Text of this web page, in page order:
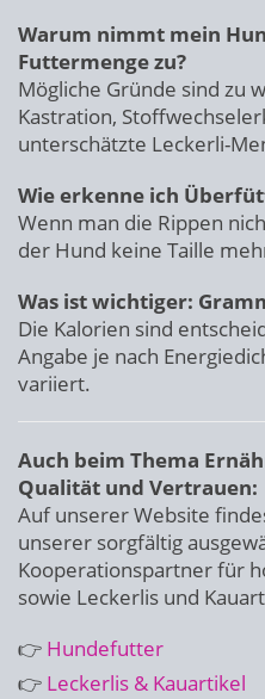
Warum nimmt mein
Futtermenge zu?
Mögliche Gründe sind zu
Kastration,
unterschätzte Leckerli-
Wie erkenne ich
Wenn man die Rippen
der Hund keine Taille
Was ist wichtiger:
Die Kalorien sind
Angabe je nach
variiert.
Auch beim Thema
Qualität und Vertrauen:
Auf unserer Website
unserer sorgfältig
Kooperationspartner für
sowie Leckerlis und
👉 Hundefutter
👉 Leckerlis & Kauartikel